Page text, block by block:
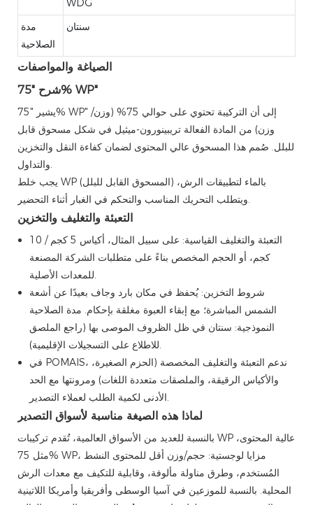
WDG
مدة
الصلاحية
سنتان
الصياغة والمواصفات
شرح "75% WP"
يشير "75% WP" إلى أن التركيبة تحتوي على حوالي 75% (وزن/
وزن) من المادة الفعالة تريبينورون-ميثيل في شكل مسحوق قابل
للبلل. صُمم هذا المسحوق عالي المحتوى لضمان كفاءة النقل والتخزين
والتداول.
يجب خلط WP (المسحوق القابل للبلل) بالماء لتطبيقات الرش،
ويتطلب التحريك المناسب والتحكم في الغبار أثناء التحضير.
التعبئة والتغليف والتخزين
التعبئة والتغليف القياسية: على سبيل المثال، أكياس 5 كجم / 10
كجم، أو الحجم المخصص بناءً على متطلبات الشركة المصنعة
للمعدات الأصلية.
شروط التخزين: يُحفظ في مكان بارد وجاف بعيدًا عن أشعة
الشمس المباشرة؛ مع إبقاء العبوة مغلقة بإحكام. مدة الصلاحية
النموذجية: سنتان في ظل الظروف الموصى بها (راجع الملصق
للاطلاع على التسجيلات الإقليمية).
في POMAIS، ندعم التعبئة والتغليف المخصصة (الحزم الصغيرة،
والأكياس الرقيقة، والملصقات متعددة اللغات) ومرونتها مع الحد
الأدنى لكمية الطلب لعملاء التصدير.
لماذا هذه الصيغة مناسبة لأسواق التصدير
بالنسبة للعديد من الأسواق العالمية، تُقدم تركيبات WP عالية المحتوى،
مثل 75% WP، مزايا لوجستية: حجم/وزن أقل للمحتوى النشط
المُستخدم، وطرق مناولة مألوفة، وقابلية للتكيف مع معدات الرش
المحلية. بالنسبة للموزعين في آسيا الوسطى وأفريقيا وأمريكا اللاتينية